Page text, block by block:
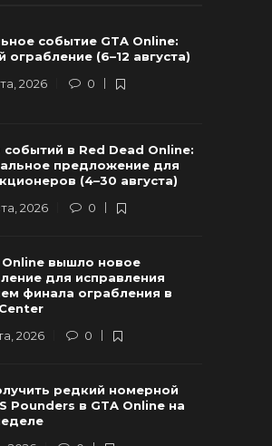
провели важную
Rockstar
181
событие GTA Online:
ограбление (6–12 августа)
2026
0
событий в Red Dead Online:
предложение для
(4–30 августа)
2026
0
Online вышло новое
для исправления
финала ограбления в
2026
0
редкий номерной
Pounders в GTA Online на